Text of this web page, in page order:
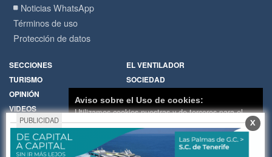
Noticias WhatsApp
Términos de uso
Protección de datos
SECCIONES
EL VENTILADOR
TURISMO
SOCIEDAD
OPINIÓN
VIDEOS
RADIO
Política de Cookies
Hemeroteca
Encuestas
Cartas de los lectores
PUBLICIDAD X
Aviso sobre el Uso de cookies:
Utilizamos cookies nuestras y de terceros para el
funcionamiento del digital. Puedes consultar la lista
de cookies y como desconectarlas.Ver nuestra
Política de Privacidad y Cookies